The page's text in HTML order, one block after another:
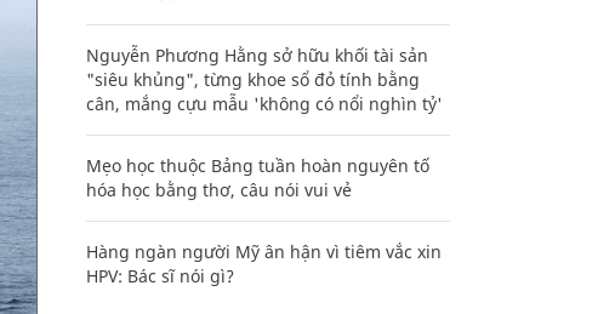
Nguyễn Phương Hằng sở hữu khối tài sản
"siêu khủng", từng khoe sổ đỏ tính bằng
cân, mắng cựu mẫu 'không có nổi nghìn tỷ'
Mẹo học thuộc Bảng tuần hoàn nguyên tố
hóa học bằng thơ, câu nói vui vẻ
Hàng ngàn người Mỹ ân hận vì tiêm vắc xin
HPV: Bác sĩ nói gì?